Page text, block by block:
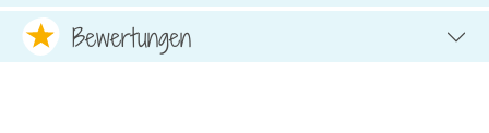
Bewertungen